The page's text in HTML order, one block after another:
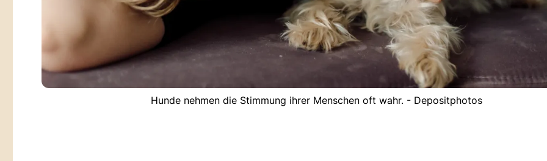
Hunde nehmen die Stimmung ihrer Menschen oft wahr. - Depositphotos